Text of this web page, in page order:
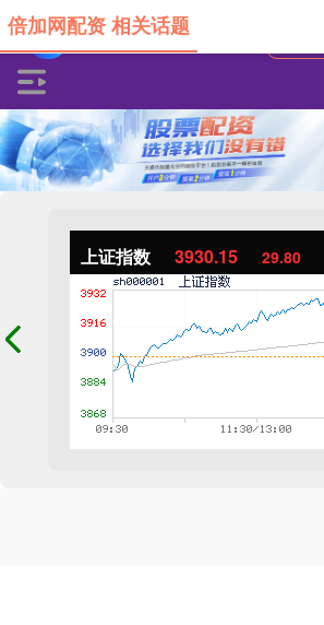
上证指数 3930.15 29.80
倍加网配资 相关话题